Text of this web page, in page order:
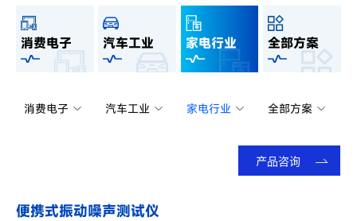
消费电子 汽车工业 家电行业 全部方案
消费电子 汽车工业 家电行业 全部方案
产品咨询
便携式振动噪声测试仪